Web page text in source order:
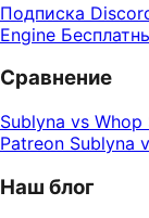
Подписка
Engine
Сравнение
Sublyna vs Whop
Patreon Sublyna
Наш блог